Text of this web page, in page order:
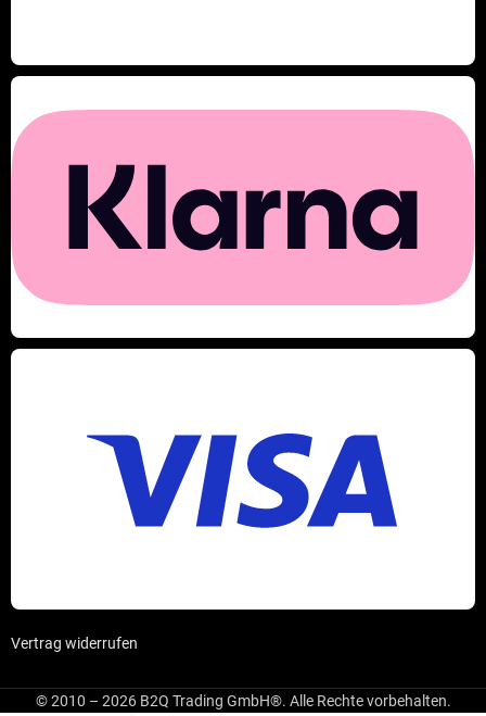
Vertrag widerrufen
© 2010 – 2026 B2Q Trading GmbH®. Alle Rechte vorbehalten.